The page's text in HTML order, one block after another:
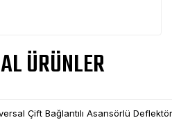
ÜRÜNLER